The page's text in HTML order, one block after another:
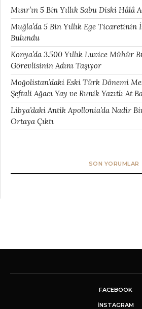
Mısır’ın 5 Bin Yıllık Sabu Diski Hâlâ
Muğla’da 5 Bin Yıllık Ege
Bulundu
Konya’da 3.500 Yıllık Luvice Mühür
Görevlisinin Adını Taşıyor
Moğolistan’daki Eski Türk Dönemi
Şeftali Ağacı Yay ve Runik Yazıtlı At
Libya’daki Antik Apollonia’da Nadir
Ortaya Çıktı
SON YORUMLAR
FACEBOOK
INSTAGRAM